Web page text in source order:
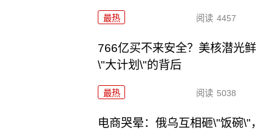
最热 阅读 4457
766亿买不来安全？美核潜光鲜
\"大计划\"的背后
最热 阅读 5038
电商哭晕：俄乌互相砸\"饭碗\"，